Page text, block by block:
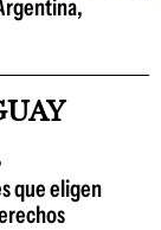
que eligen